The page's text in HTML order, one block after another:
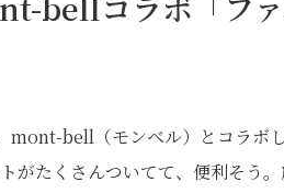
mont-bell（モンベル）とコラボ
たくさんついてて、便利そう